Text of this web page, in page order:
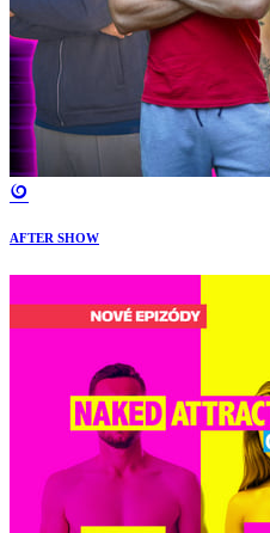
AFTER SHOW